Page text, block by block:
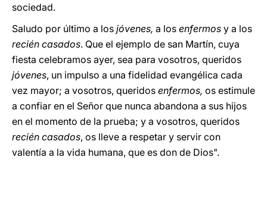
sociedad.
Saludo por último a los jóvenes, a los enfermos y a los
recién casados. Que el ejemplo de san Martín, cuya
fiesta celebramos ayer, sea para vosotros, queridos
jóvenes, un impulso a una fidelidad evangélica cada
vez mayor; a vosotros, queridos enfermos, os estimule
a confiar en el Señor que nunca abandona a sus hijos
en el momento de la prueba; y a vosotros, queridos
recién casados, os lleve a respetar y servir con
valentía a la vida humana, que es don de Dios".